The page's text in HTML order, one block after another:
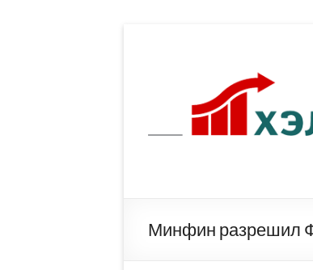
Минфин разрешил